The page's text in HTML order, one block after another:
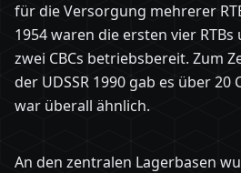
für die Versorgung mehrerer
1954 waren die ersten vier
zwei CBCs betriebsbereit. Zum
der UDSSR 1990 gab es über 20
war überall ähnlich.
An den zentralen Lagerbasen